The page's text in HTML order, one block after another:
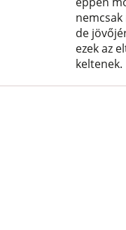
de
ezek az
keltenek.